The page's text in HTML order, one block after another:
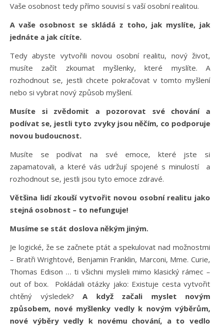
Vaše osobnost tedy přímo souvisí s vaší osobní realitou.
A vaše osobnost se skládá z toho, jak myslíte, jak
jednáte a jak cítíte.
Tedy abyste vytvořili novou osobní realitu, nový život,
musíte začít zkoumat myšlenky, které myslíte. A
rozhodnout se, jestli chcete pokračovat v tomto myšlení
nebo si vybrat nový způsob myšlení.
Musíte si zvědomit a pozorovat své chování a
podívat se, jestli tyto zvyky jsou něčím, co podporuje
novou budoucnost.
Musíte se podívat na své emoce, které jste si
zapamatovali, a které vás udržují spojené s minulostí a
rozhodnout se, jestli jsou tyto emoce zdravé.
Většina lidí zkouší vytvořit novou osobní realitu jako
stejná osobnost – to nefunguje!
Musíme se stát doslova někým jiným.
Je logické, že se začnete ptát a spekulovat nad možnostmi
– Bratři Wrightové, Benjamin Franklin, Marconi, Mme. Curie,
Thomas Edison … ti všichni mysleli mimo klasický rámec –
out of box. Pokládali otázky jako: Existuje cesta vytvořit
chtěný výsledek? A když začali myslet novým
způsobem, nové myšlenky vedly k novým výběrům,
nové výběry vedly k novému chování, a to vedlo